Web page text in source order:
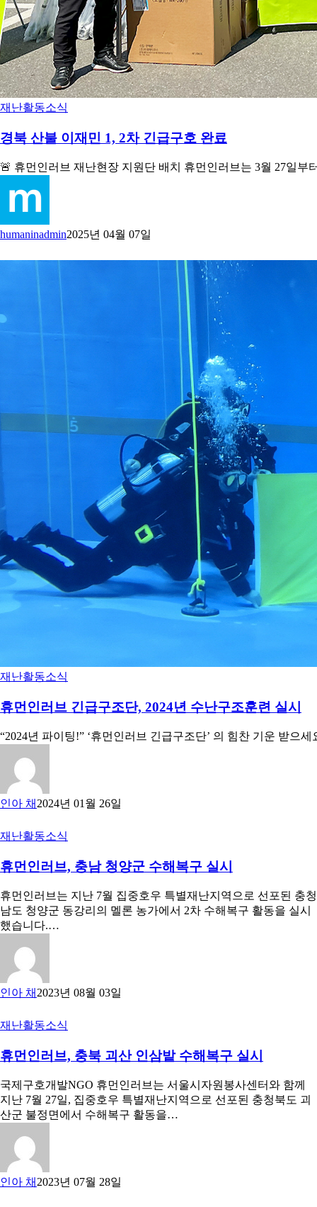
재난활동소식
경북 산불 이재민 1, 2차 긴급구호 완료
🚨 휴먼인러브 재난현장 지원단 배치 휴먼인러브는 3월 27일
humaninadmin2025년 04월 07일
재난활동소식
휴먼인러브 긴급구조단, 2024년 수난구조훈련 실시
“2024년 파이팅!” ‘휴먼인러브 긴급구조단’ 의 힘찬 기운 받으
인아 채 2024년 01월 26일
재난활동소식
휴먼인러브, 충남 청양군 수해복구 실시
휴먼인러브는 지난 7월 집중호우 특별재난지역으로 선포된 충청
남도 청양군 동강리의 멜론 농가에서 2차 수해복구 활동을 실시
했습니다.…
인아 채 2023년 08월 03일
재난활동소식
휴먼인러브, 충북 괴산 인삼밭 수해복구 실시
국제구호개발NGO 휴먼인러브는 서울시자원봉사센터와 함께
지난 7월 27일, 집중호우 특별재난지역으로 선포된 충청북도 괴
산군 불정면에서 수해복구 활동을…
인아 채 2023년 07월 28일